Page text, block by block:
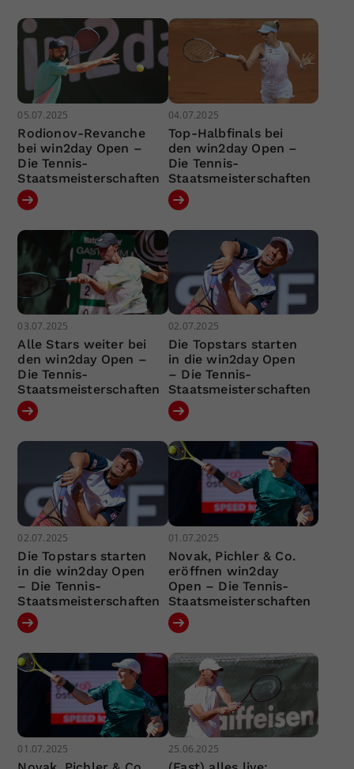
05.07.2025
Rodionov-Revanche
bei win2day Open –
Die Tennis-
Staatsmeisterschaften
04.07.2025
Top-Halbfinals bei
den win2day Open –
Die Tennis-
Staatsmeisterschaften
03.07.2025
Alle Stars weiter bei
den win2day Open –
Die Tennis-
Staatsmeisterschaften
02.07.2025
Die Topstars starten
in die win2day Open
– Die Tennis-
Staatsmeisterschaften
02.07.2025
Die Topstars starten
in die win2day Open
– Die Tennis-
Staatsmeisterschaften
01.07.2025
Novak, Pichler & Co.
eröffnen win2day
Open – Die Tennis-
Staatsmeisterschaften
01.07.2025 25.06.2025